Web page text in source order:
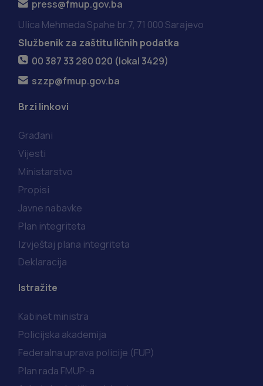
press@fmup.gov.ba
Ulica Mehmeda Spahe br.7, 71 000 Sarajevo
Službenik za zaštitu ličnih podatka
00 387 33 280 020 (lokal 3429)
szzp@fmup.gov.ba
Brzi linkovi
Građani
Vijesti
Ministarstvo
Propisi
Javne nabavke
Plan integriteta
Izvještaj plana integriteta
Deklaracija
Istražite
Kabinet ministra
Policijska akademija
Federalna uprava policije (FUP)
Plan rada FMUP-a